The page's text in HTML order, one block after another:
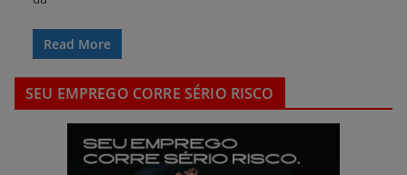
Read More
SEU EMPREGO CORRE SÉRIO RISCO